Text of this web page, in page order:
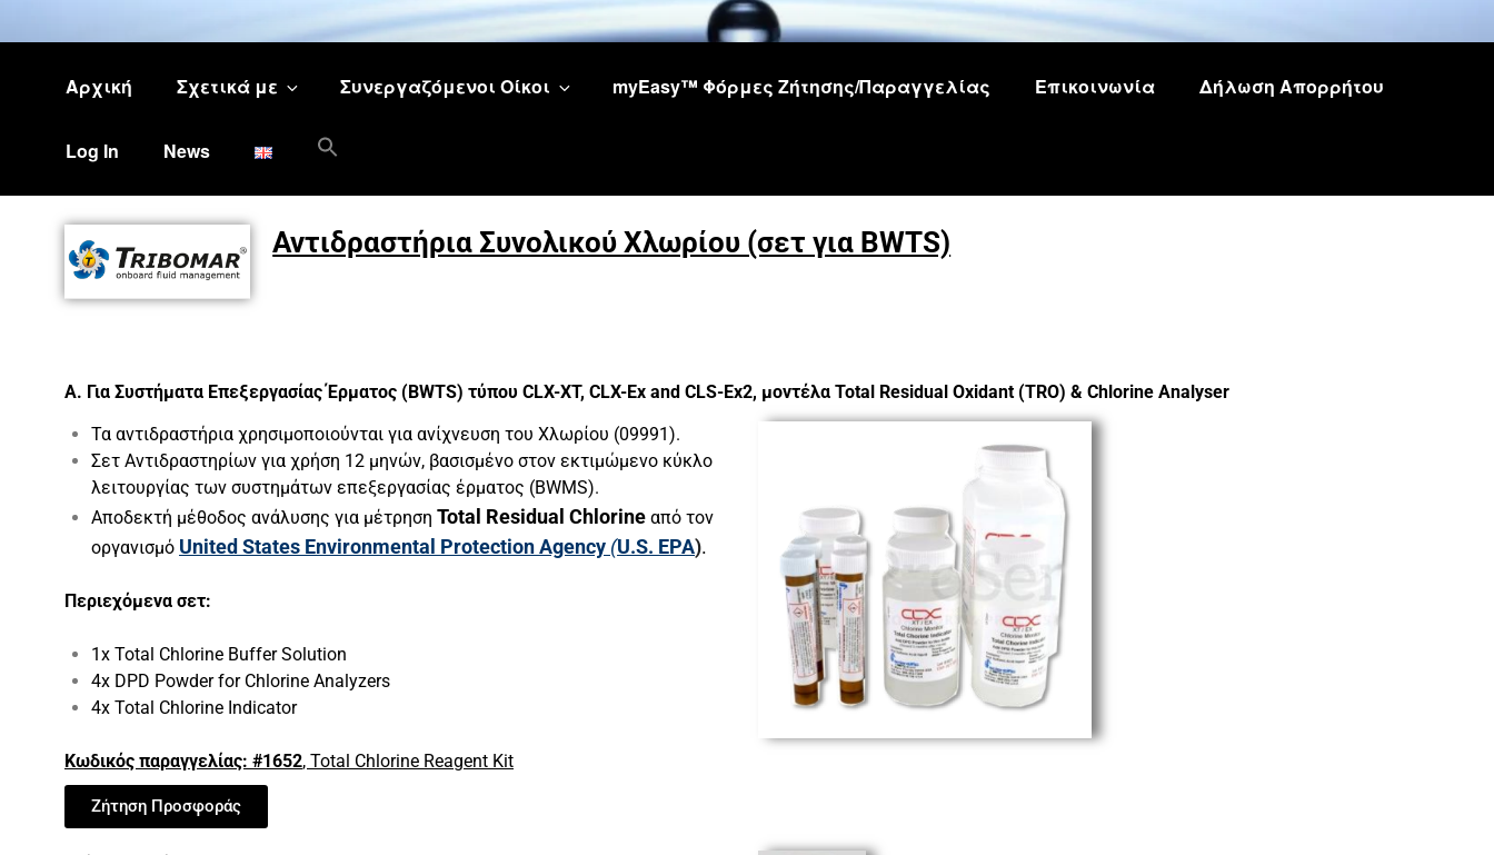
MYMARINE L.P.
Corporate website of company myMarine L.P.
Αρχική Σχετικά με Συνεργαζόμενοι Οίκοι myEasy™ Φόρμες Ζήτησης/Παραγγελίας Επικοινωνία Δήλωση Απορρήτου
Log In News
Αντιδραστήρια Συνολικού Χλωρίου (σετ για BWTS)
Α. Για Συστήματα ΕπεξεργασίαςΈρματος (BWTS) τύπου CLX-XT, CLX-Ex and CLS-Ex2, μοντέλα Total Residual Oxidant (TRO) & Chlorine Analyser
Τα αντιδραστήρια χρησιμοποιούνται για ανίχνευση του Χλωρίου (09991).
Σετ Αντιδραστηρίων για χρήση 12 μηνών, βασισμένο στον εκτιμώμενο κύκλο
λειτουργίας των συστημάτων επεξεργασίας έρματος (BWMS).
Αποδεκτή μέθοδος ανάλυσης για μέτρηση Total Residual Chlorine από τον
οργανισμό United States Environmental Protection Agency (U.S. EPA).
Περιεχόμενα σετ:
1x Total Chlorine Buffer Solution
4x DPD Powder for Chlorine Analyzers
4x Total Chlorine Indicator
Κωδικός παραγγελίας: #1652, Total Chlorine Reagent Kit
Ζήτηση Προσφοράς